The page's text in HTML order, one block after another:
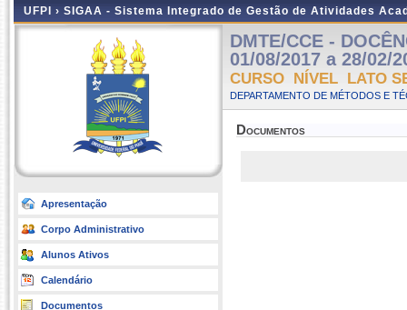
UFPI › SIGAA - Sistema Integrado de Gestão de Atividades
Apresentação
Corpo Administrativo
Alunos Ativos
Calendário
Documentos
DMTE/CCE -
01/08/2017 a 28/02/
CURSO NÍVEL LATO
DEPARTAMENTO DE MÉTODOS E
Documentos